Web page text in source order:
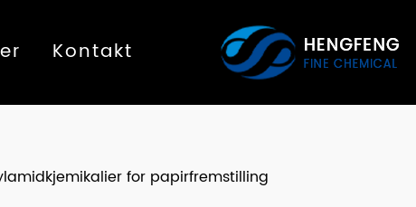
Kontakt
for papirfremstilling